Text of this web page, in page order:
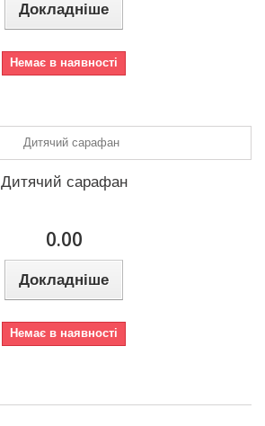
Докладніше
Немає в наявності
Дитячий сарафан
0.00
Докладніше
Немає в наявності